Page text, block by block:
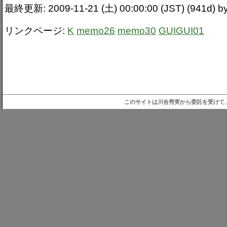
最終更新: 2009-11-21 (土) 00:00:00 (JST) (941d)
リンクページ: K memo26 memo30 GUIGUI01
このサイトは川合秀実から委託を受け